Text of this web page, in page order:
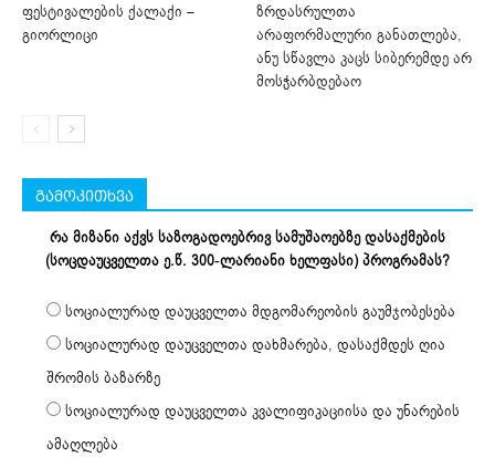
ფესტივალების ქალაქი –
გიორლიცი
ზრდასრულთა
არაფორმალური განათლება,
ანუ სწავლა კაცს სიბერემდე არ
მოსჭარბდებაო
გამოკითხვა
რა მიზანი აქვს საზოგადოებრივ სამუშაოებზე დასაქმების
(სოცდაუცველთა ე.წ. 300-ლარიანი ხელფასი) პროგრამას?
სოციალურად დაუცველთა მდგომარეობის გაუმჯობესება
სოციალურად დაუცველთა დახმარება, დასაქმდეს ღია
შრომის ბაზარზე
სოციალურად დაუცველთა კვალიფიკაციისა და უნარების
ამაღლება